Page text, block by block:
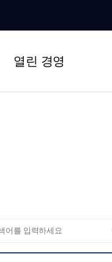
열린 경영